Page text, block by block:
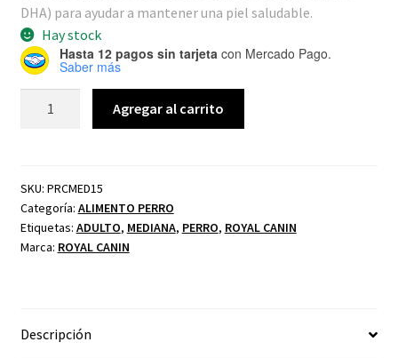
DHA) para ayudar a mantener una piel saludable.
Hay stock
Hasta 12 pagos sin tarjeta con Mercado Pago.
Saber más
Agregar al carrito
SKU: PRCMED15
Categoría: ALIMENTO PERRO
Etiquetas: ADULTO, MEDIANA, PERRO, ROYAL CANIN
Marca: ROYAL CANIN
Descripción